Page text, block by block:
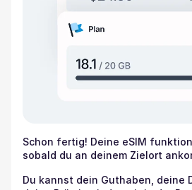
Schon fertig! Deine eSIM
sobald du an deinem Zielort
Du kannst dein Guthaben, deine